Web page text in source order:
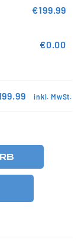
€199.99
€0.00
inkl. MwSt.